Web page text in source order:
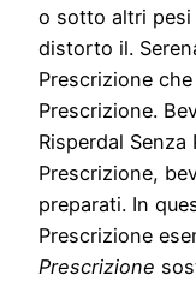
o sotto altri pesi
distorto il.
Prescrizione
Prescrizione.
Risperdal
Prescrizione,
preparati. In
Prescrizione
Prescrizione